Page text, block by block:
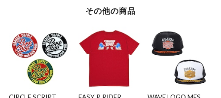
その他の商品